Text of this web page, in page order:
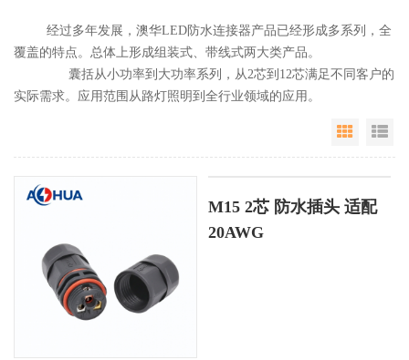
经过多年发展，澳华LED防水连接器产品已经形成多系列，全
覆盖的特点。总体上形成组装式、带线式两大类产品。
囊括从小功率到大功率系列，从2芯到12芯满足不同客户的
实际需求。应用范围从路灯照明到全行业领域的应用。
Grid
M15 2芯 防水插头 适配
20AWG